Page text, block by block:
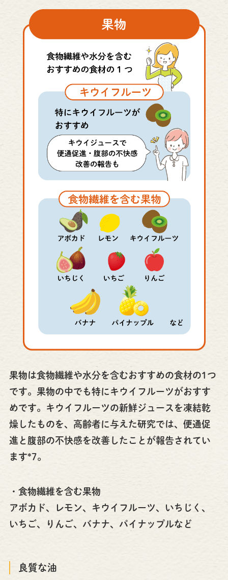
果物は食物繊維や水分を含むおすすめの食材の1つ
です。果物の中でも特にキウイフルーツがおすす
めです。キウイフルーツの新鮮ジュースを凍結乾
燥したものを、高齢者に与えた研究では、便通促
進と腹部の不快感を改善したことが報告されてい
ます*7。
・食物繊維を含む果物
アボカド、レモン、キウイフルーツ、いちじく、
いちご、りんご、バナナ、パイナップルなど
良質な油